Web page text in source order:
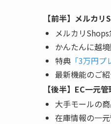
【前半】メルカ
メルカリ
かんたんに越
特典 「3万円
最新機能のご
【後半】EC一元
大手モールの
在庫情報の一